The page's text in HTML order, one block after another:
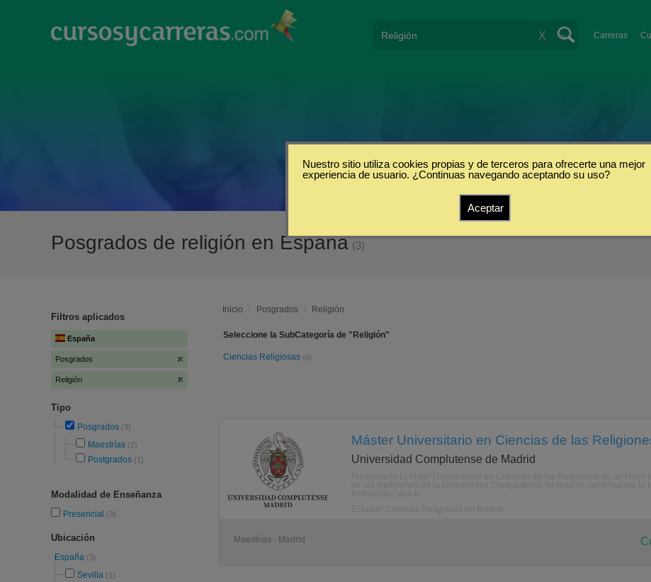
Carreras
X
Posgrados de religión en España (3)
Filtros aplicados
España
Posgrados
Religión
Tipo
Posgrados (3)
Maestrías (2)
Postgrados (1)
Modalidad de Enseñanza
Presencial (3)
Ubicación
España (3)
Sevilla (1)
Inicio / Posgrados / Religión
Seleccione la SubCategoría de "Religión"
Ciencias Religiosas (3)
Máster Universitario en Ciencias de las
Universidad Complutense de Madrid
Maestrías - Madrid
Nuestro sitio utiliza cookies propias y de terceros para ofrecerte una mejor
experiencia de usuario. ¿Continuas navegando aceptando su uso?
Aceptar